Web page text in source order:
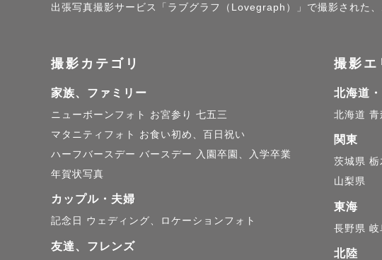
お子様のペースに合
ご安心ください‼
撮影中はお話ししなが
楽しんで特別な1日に
出張写真撮影サービス「ラブグラフ（Lovegraph）」で撮影された
撮影カテゴリ
家族、ファミリー
ニューボーンフォト お宮参り 七五三
マタニティフォト
お食い初め、百日祝い
ハーフバースデー バースデー
入園卒園、入学卒業
年賀状写真
カップル・夫婦
記念日 ウェディング、ロケーションフォト
友達、フレンズ
撮影エ
北海道
北海道 青
関東
茨城県 栃
山梨県
東海
長野県 岐
北陸